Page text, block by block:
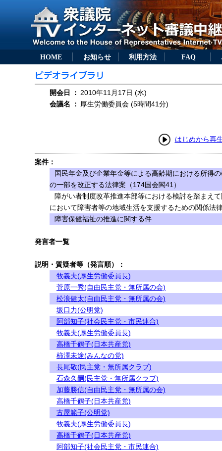
HOME お知らせ 利用方法 FAQ
開会日 ： 2010年11月17日 (水)
会議名
： 厚生労働委員会 (5時間41分)
はじめから再
案件：
国民年金及び企業年金等による高齢期における所得
の一部を改正する法律案（174国会閣41）
障がい者制度改革推進本部等における検討を踏まえ
において障害者等の地域生活を支援するための関係法
障害保健福祉の推進に関する件
発言者一覧
説明・質疑者等（発言順）：
牧義夫(厚生労働委員長)
菅原一秀(自由民主党・無所属の会)
松浪健太(自由民主党・無所属の会)
坂口力(公明党)
阿部知子(社会民主党・市民連合)
牧義夫(厚生労働委員長)
高橋千鶴子(日本共産党)
柿澤未途(みんなの党)
長尾敬(民主党・無所属クラブ)
石森久嗣(民主党・無所属クラブ)
加藤勝信(自由民主党・無所属の会)
高橋千鶴子(日本共産党)
古屋範子(公明党)
牧義夫(厚生労働委員長)
高橋千鶴子(日本共産党)
阿部知子(社会民主党・市民連合)